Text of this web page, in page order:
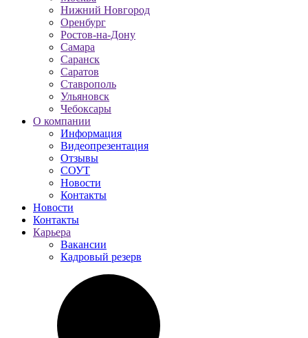
Нижний Новгород
Оренбург
Ростов-на-Дону
Самара
Саранск
Саратов
Ставрополь
Ульяновск
Чебоксары
О компании
Информация
Видеопрезентация
Отзывы
СОУТ
Новости
Контакты
Новости
Контакты
Карьера
Вакансии
Кадровый резерв